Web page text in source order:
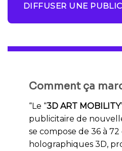
DIFFUSER UNE
Comment ça
“Le “3D ART MOBILITY
publicitaire de
se compose de 36 à 72
holographiques 3D,